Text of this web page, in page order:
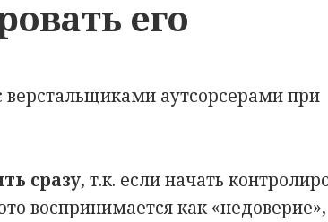
его
верстальщиками аутсорсерами при
сразу, т.к. если начать
воспринимается как «недоверие»,